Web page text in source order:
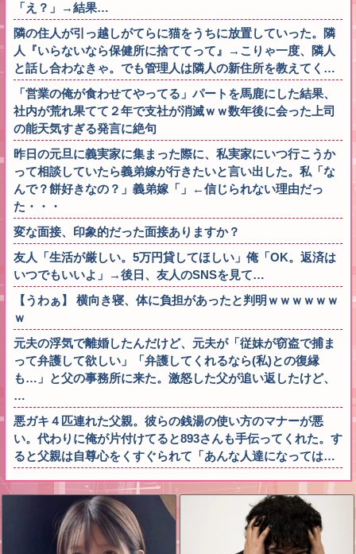
「え？」→結果…
隣の住人が引っ越しがてらに猫をうちに放置していった。隣
人『いらないなら保健所に捨ててって』→こりゃ一度、隣人
と話し合わなきゃ。でも管理人は隣人の新住所を教えてく…
「営業の俺が食わせてやってる」パートを馬鹿にした結果、
社内が荒れ果てて２年で支社が消滅ｗｗ数年後に会った上司
の能天気すぎる発言に絶句
昨日の元旦に義実家に集まった際に、私実家にいつ行こうか
って相談していたら義弟嫁が行きたいと言い出した。私「な
んで？餅好きなの？」義弟嫁「」←信じられない理由だっ
た・・・
変な面接、印象的だった面接ありますか？
友人「生活が厳しい。5万円貸してほしい」俺「OK。返済は
いつでもいいよ」→後日、友人のSNSを見て…
【うわぁ】 横向き寝、体に負担があったと判明ｗｗｗｗｗｗ
ｗ
元夫の浮気で離婚したんだけど、元夫が「従妹が窃盗で捕ま
って弁護して欲しい」「弁護してくれるなら(私)との復縁
も…」と父の事務所に来た。激怒した父が追い返したけど、
…
悪ガキ４匹連れた父親。彼らの銭湯の使い方のマナーが悪
い。代わりに俺が片付けてると893さんも手伝ってくれた。す
ると父親は自尊心をくすぐられて「あんな人達になっては…